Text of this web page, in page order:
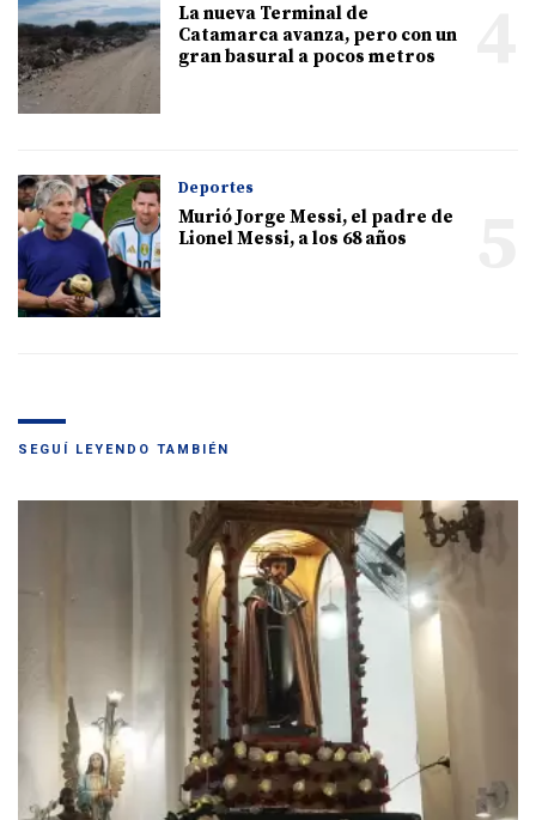
La nueva Terminal de
Catamarca avanza, pero con un
gran basural a pocos metros
Deportes
Murió Jorge Messi, el padre de
Lionel Messi, a los 68 años
SEGUÍ LEYENDO TAMBIÉN